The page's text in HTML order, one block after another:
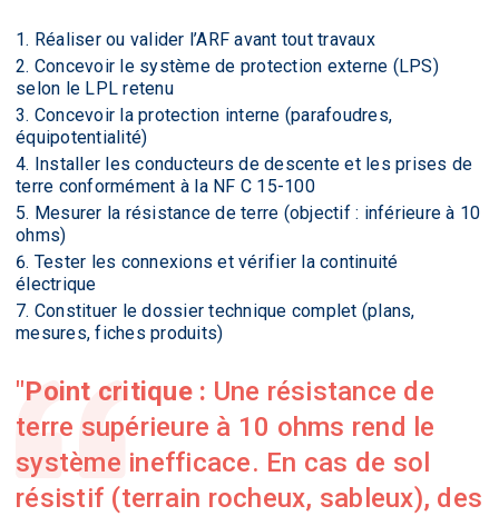
Réaliser ou valider l’ARF avant tout travaux
Concevoir le système de protection externe (LPS)
selon le LPL retenu
Concevoir la protection interne (parafoudres,
équipotentialité)
Installer les conducteurs de descente et les prises de
terre conformément à la NF C 15-100
Mesurer la résistance de terre (objectif : inférieure à 10
ohms)
Tester les connexions et vérifier la continuité
électrique
Constituer le dossier technique complet (plans,
mesures, fiches produits)
Point critique : Une résistance de
terre supérieure à 10 ohms rend le
système inefficace. En cas de sol
résistif (terrain rocheux, sableux), des